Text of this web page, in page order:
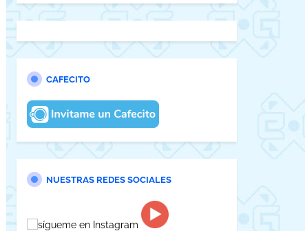
CAFECITO
NUESTRAS REDES SOCIALES